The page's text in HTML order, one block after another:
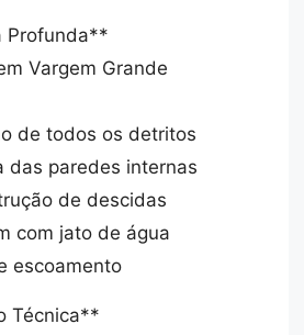
Profunda**
Vargem Grande
de todos os detritos
das paredes internas
de descidas
com jato de água
escoamento
Técnica**